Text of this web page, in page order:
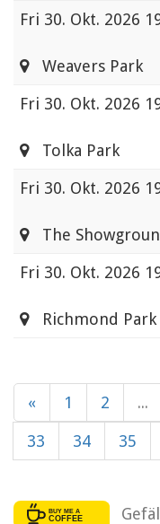
Fri 30. Okt. 2026
Weavers Park
Fri 30. Okt. 2026
Tolka Park
Fri 30. Okt. 2026
The
Fri 30. Okt. 2026
Richmond Park
« 1 2 ...
33 34 35